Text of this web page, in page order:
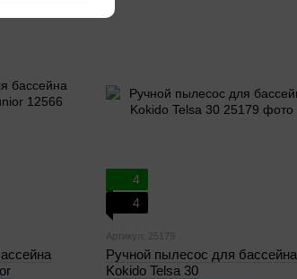
4
4
Артикул: 25179
Ручной пылесос для бассейна
Kokido Telsa 30